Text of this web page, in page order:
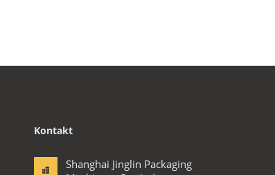
Kontakt
Shanghai Jinglin Packaging